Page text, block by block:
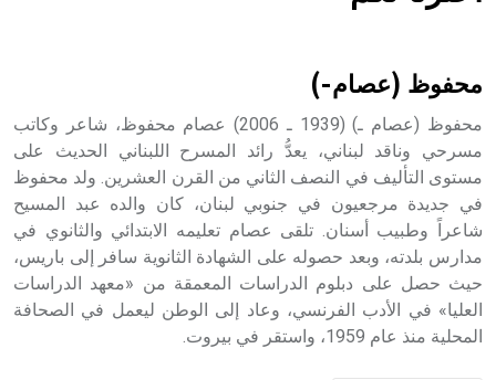
هل تعلم أن الأبسيد كلمة فرنسية اللفظ تم اعتمادها مصطلحاً
- هل تعلم أن أبجر Abgar اسم معروف جيداً يعود إلى عدد من
الملوك الذين حكموا مدينة إديسا (الرها) من أبجر الأول وحتى
التاسع، وهم ينتسبون إلى أسرة أوسروين
محفوظ (عصام-)
محفوظ (عصام ـ) (1939 ـ 2006) عصام محفوظ، شاعر وكاتب
مسرحي وناقد لبناني، يعدُّ رائد المسرح اللبناني الحديث على
مستوى التأليف في النصف الثاني من القرن العشرين. ولد محفوظ
في جديدة مرجعيون في جنوبي لبنان، كان والده عبد المسيح
شاعراً وطبيب أسنان. تلقى عصام تعليمه الابتدائي والثانوي في
مدارس بلدته، وبعد حصوله على الشهادة الثانوية سافر إلى باريس،
حيث حصل على دبلوم الدراسات المعمقة من «معهد الدراسات
العليا» في الأدب الفرنسي، وعاد إلى الوطن ليعمل في الصحافة
المحلية منذ عام 1959، واستقر في بيروت.